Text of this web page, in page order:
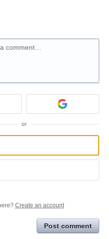
comment…
or
Create an account
Post comment